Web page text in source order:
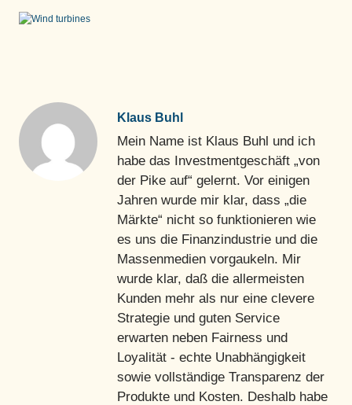
Klaus Buhl
Mein Name ist Klaus Buhl und ich
habe das Investmentgeschäft „von
der Pike auf“ gelernt. Vor einigen
Jahren wurde mir klar, dass „die
Märkte“ nicht so funktionieren wie
es uns die Finanzindustrie und die
Massenmedien vorgaukeln. Mir
wurde klar, daß die allermeisten
Kunden mehr als nur eine clevere
Strategie und guten Service
erwarten neben Fairness und
Loyalität - echte Unabhängigkeit
sowie vollständige Transparenz der
Produkte und Kosten. Deshalb habe